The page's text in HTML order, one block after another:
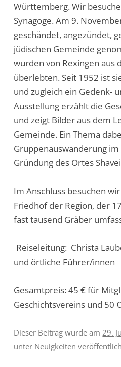
Württemberg. Wir
Synagoge. Am 9.
geschändet, angezündet,
jüdischen Gemeinde
wurden von Rexingen aus
überlebten. Seit 1952 ist
und zugleich ein Gedenk-
Ausstellung erzählt die
und zeigt Bilder aus dem
Gemeinde. Ein Thema
Gruppenauswanderung
Gründung des Ortes
Im Anschluss besuchen
Friedhof der Region, der
fast tausend Gräber
Reiseleitung: Christa
und örtliche Führer/innen
Gesamtpreis: 45 € für
Geschichtsvereins und 50
Dieser Beitrag wurde am 29.
unter Neuigkeiten